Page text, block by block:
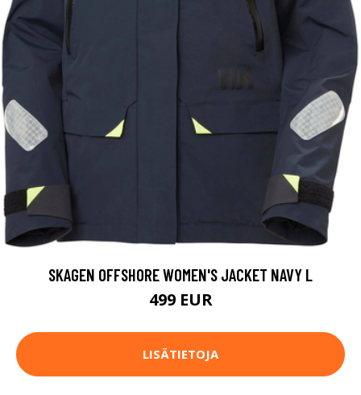
SKAGEN OFFSHORE WOMEN'S JACKET NAVY L
499 EUR
LISÄTIETOJA